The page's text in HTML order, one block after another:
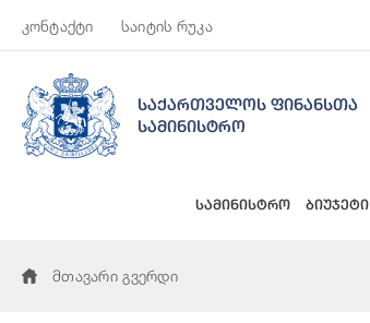
კონტაქტი საიტის რუკა
საქართველოს ფინანსთა
სამინისტრო
სამინისტრო ბიუჯეტი
მთავარი გვერდი